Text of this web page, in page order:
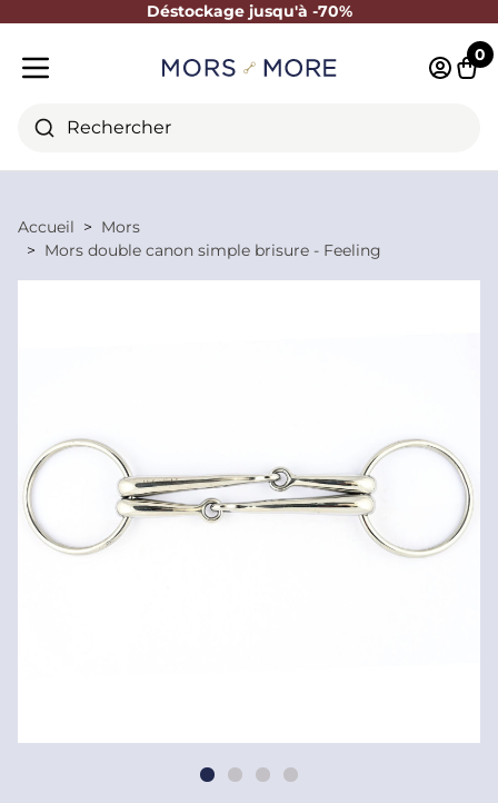
Déstockage jusqu'à -70%
Fermer
Rechercher
0
Accueil
Mors
Mors double canon simple brisure - Feeling